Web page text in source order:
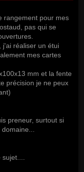
rangement pour mes
pas qui se
j'ai réaliser un étui
mes cartes
mm et la fente
précision je ne peux
preneur, surtout si
sujet....